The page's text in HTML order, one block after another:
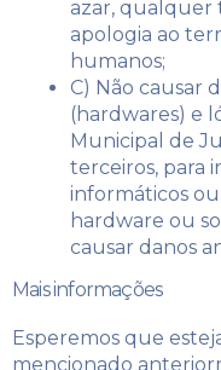
azar, qualquer
apologia ao
humanos;
C) Não causar
(hardwares) e
Municipal de
terceiros, para
informáticos
hardware ou
causar danos
Mais informações
Esperemos que
mencionado